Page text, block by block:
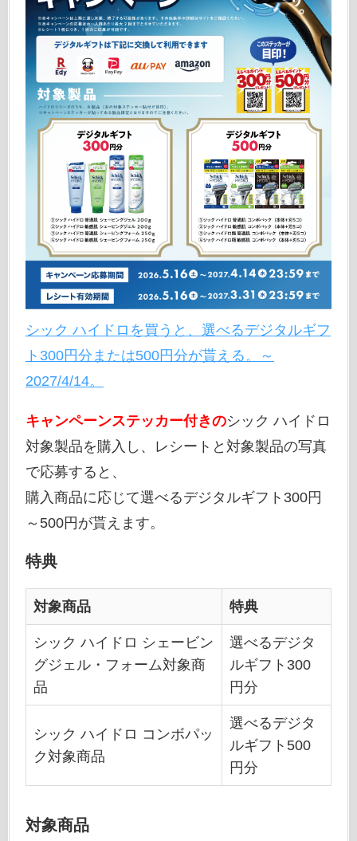
シック ハイドロを買うと、選べるデジタルギフ
ト300円分または500円分が貰える。～
2027/4/14。
キャンペーンステッカー付きのシック ハイドロ
対象製品を購入し、レシートと対象製品の写真
で応募すると、
購入商品に応じて選べるデジタルギフト300円
～500円が貰えます。
特典
対象商品 特典
シック ハイドロ シェービン
グジェル・フォーム対象商
品
選べるデジタ
ルギフト300
円分
シック ハイドロ コンボパッ
ク対象商品
選べるデジタ
ルギフト500
円分
対象商品